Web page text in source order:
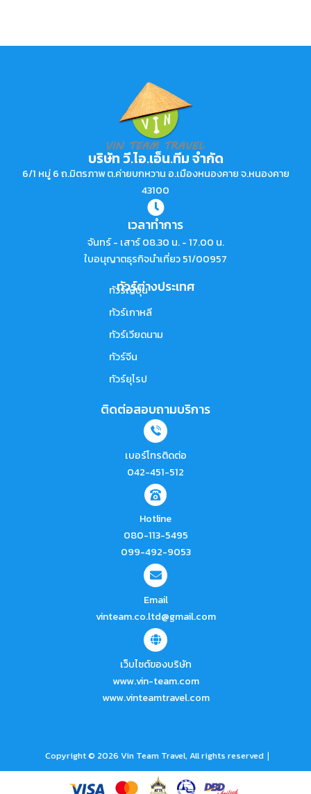
บริษัท วี.ไอ.เอ็น.ทีม จำกัด
6/1 หมู่ 6 ถ.มิตรภาพ ต.ค่ายบกหวาน อ.เมืองหนองคาย จ.หนองคาย
43100
เวลาทำการ
จันทร์ - เสาร์ 08.30 น. - 17.00 น.
ใบอนุญาตธุรกิจนำเที่ยว 51/00957
ทัวร์ต่างประเทศ
ทัวร์ญี่ปุ่น
ทัวร์เกาหลี
ทัวร์เวียดนาม
ทัวร์จีน
ทัวร์ยุโรป
ติดต่อสอบถามบริการ
เบอร์โทรติดต่อ
042-451-512
Hotline
080-113-5495
099-492-9053
Email
vinteam.co.ltd@gmail.com
เว็บไซต์ของบริษัท
www.vin-team.com
www.vinteamtravel.com
Copyright © 2026 Vin Team Travel, All rights reserved |